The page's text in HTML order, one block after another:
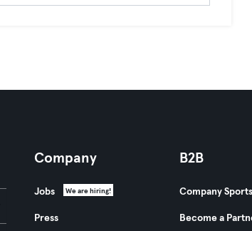
Company
Jobs We are hiring!
Press
B2B
Company Sports
Become a